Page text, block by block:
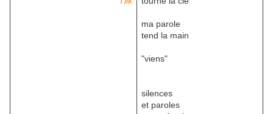
ma parole
tend la main
"viens"
silences
et paroles